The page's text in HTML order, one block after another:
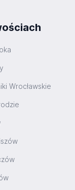
Wrocławskie